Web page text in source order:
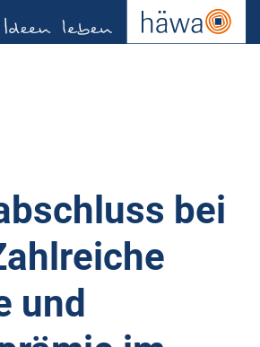
bei
und